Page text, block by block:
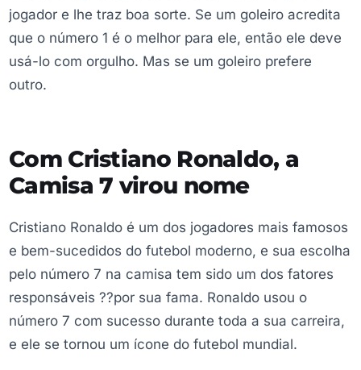
jogador e lhe traz boa sorte. Se um goleiro acredita
que o número 1 é o melhor para ele, então ele deve
usá-lo com orgulho. Mas se um goleiro prefere
outro.
Com Cristiano Ronaldo, a
Camisa 7 virou nome
Cristiano Ronaldo é um dos jogadores mais famosos
e bem-sucedidos do futebol moderno, e sua escolha
pelo número 7 na camisa tem sido um dos fatores
responsáveis ??por sua fama. Ronaldo usou o
número 7 com sucesso durante toda a sua carreira,
e ele se tornou um ícone do futebol mundial.